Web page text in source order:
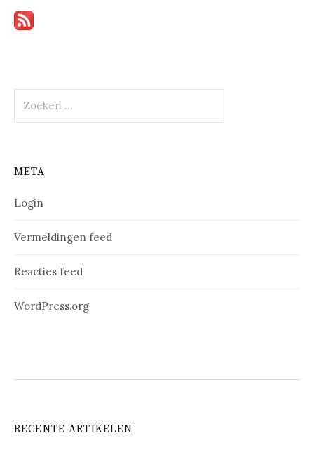
naar:
META
Login
Vermeldingen feed
Reacties feed
WordPress.org
RECENTE ARTIKELEN